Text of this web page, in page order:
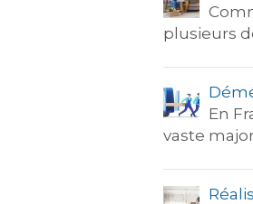
plusieurs
En
vaste